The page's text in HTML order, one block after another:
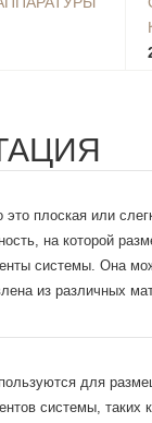
плоская или
размещаются
системы. Она
изготовлена из
для
таких как усилитель, CD-